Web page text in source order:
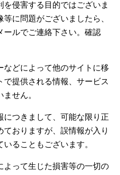
侵害する目的ではございま
に問題がございましたら、
ールでご連絡下さい。確認
などによって他のサイトに移
提供される情報、サービス
せん。
につきまして、可能な限り正
おりますが、誤情報が入り
ることもございます。
よって生じた損害等の一切の